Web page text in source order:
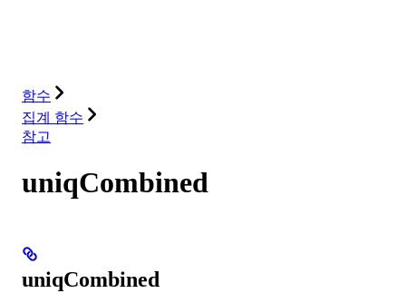
함수
집계 함수
참고
uniqCombined
uniqCombined